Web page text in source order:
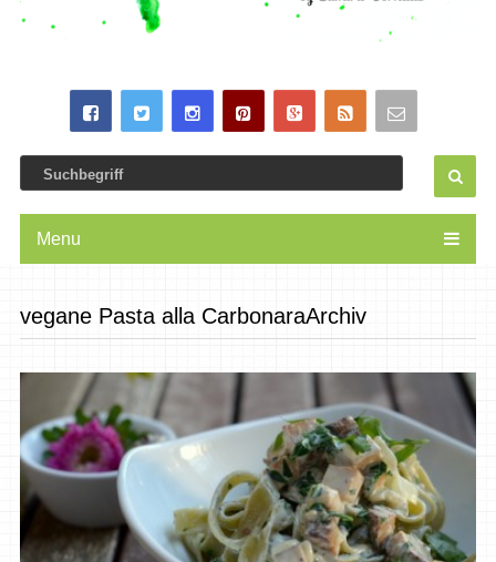
Menu
vegane Pasta alla CarbonaraArchiv